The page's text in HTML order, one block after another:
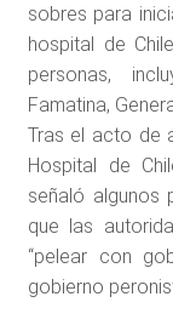
sobres para
hospital de
personas,
Famatina,
Tras el acto de
Hospital de
señaló algunos
que las
“pelear con
gobierno